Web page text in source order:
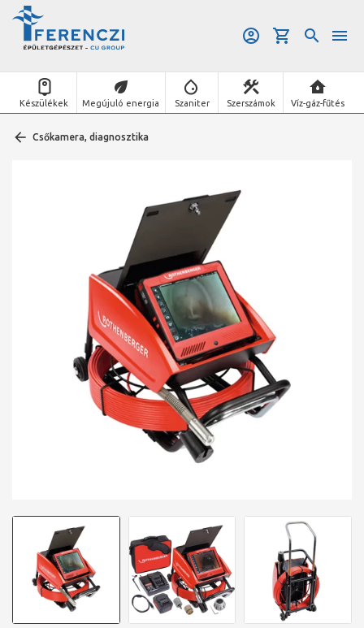
Készülékek Megújuló energia Szaniter Szerszámok Víz-gáz-fűtés
Csőkamera, diagnosztika